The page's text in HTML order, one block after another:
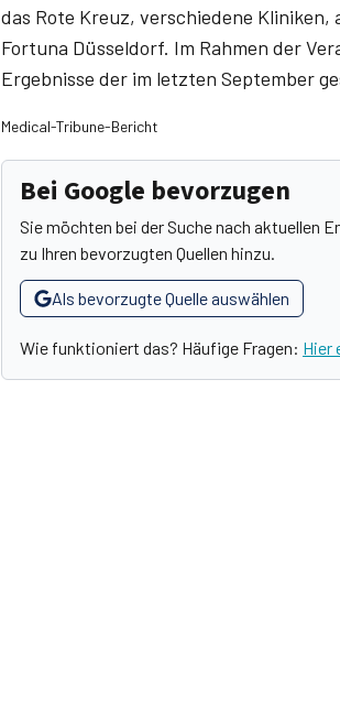
das Rote Kreuz, verschiedene
Fortuna Düsseldorf. Im Rahmen der
Ergebnisse der im letzten September
Medical-Tribune-Bericht
Bei Google bevorzugen
Sie möchten bei der Suche nach aktuellen
zu Ihren bevorzugten Quellen hinzu.
Als bevorzugte Quelle auswählen
Wie funktioniert das? Häufige Fragen: Hier